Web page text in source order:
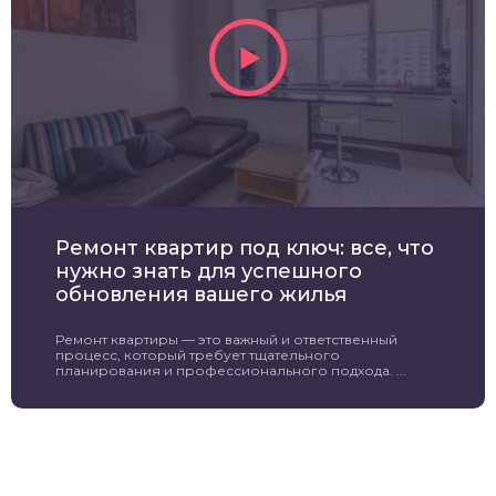
Ремонт квартир под ключ: все, что
нужно знать для успешного
обновления вашего жилья
Ремонт квартиры — это важный и ответственный
процесс, который требует тщательного
планирования и профессионального подхода. ...